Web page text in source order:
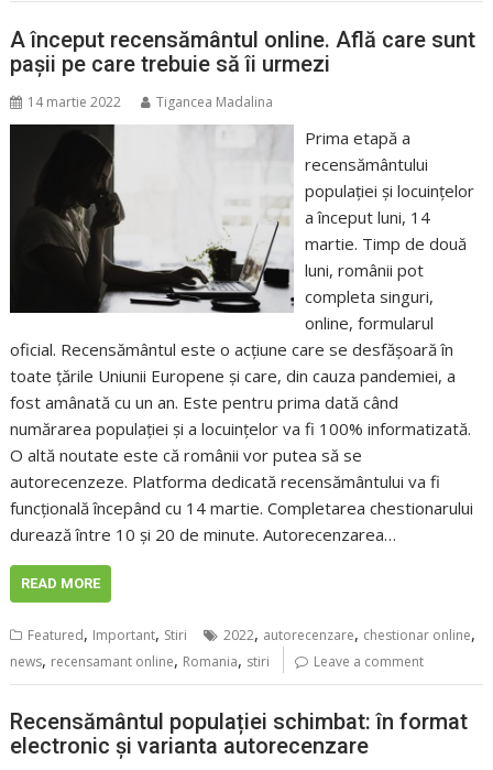
A început recensământul online. Află care sunt
pașii pe care trebuie să îi urmezi
14 martie 2022 Tigancea Madalina
Prima etapă a
recensământului
populației și locuințelor
a început luni, 14
martie. Timp de două
luni, românii pot
completa singuri,
online, formularul
oficial. Recensământul este o acțiune care se desfășoară în
toate țările Uniunii Europene și care, din cauza pandemiei, a
fost amânată cu un an. Este pentru prima dată când
numărarea populației și a locuințelor va fi 100% informatizată.
O altă noutate este că românii vor putea să se
autorecenzeze. Platforma dedicată recensământului va fi
funcțională începând cu 14 martie. Completarea chestionarului
durează între 10 și 20 de minute. Autorecenzarea…
READ MORE
Featured, Important, Stiri 2022, autorecenzare, chestionar online,
news, recensamant online, Romania, stiri Leave a comment
Recensământul populației schimbat: în format
electronic și varianta autorecenzare